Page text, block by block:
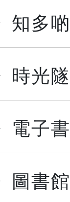
知多
時光
電子
圖書